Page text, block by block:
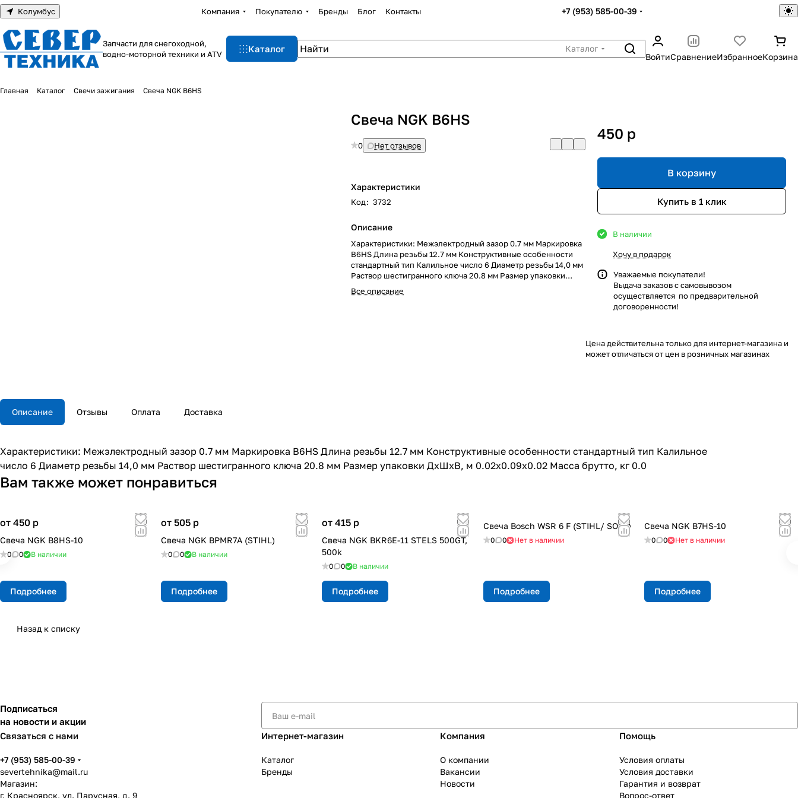
Колумбус Компания Покупателю Бренды Блог Контакты +7 (953) 585-00-39
Запчасти для снегоходной,
водно-моторной техники и ATV
Каталог
Каталог
ВойтиСравнениеИзбранноеКорзина
Главная Каталог Свечи зажигания Свеча NGK B6НS
Свеча NGK B6НS
0 Нет отзывов
Характеристики
Код: 3732
Описание
Характеристики: Межэлектродный зазор 0.7 мм Маркировка
B6HS Длина резьбы 12.7 мм Конструктивные особенности
стандартный тип Калильное число 6 Диаметр резьбы 14,0 мм
Раствор шестигранного ключа 20.8 мм Размер упаковки
ДхШхВ, м 0.02x0.09x0.02 Масса брутто, кг 0.0
Все описание
450 p
В корзину
Купить в 1 клик
В наличии
Хочу в подарок
Уважаемые покупатели!
Выдача заказов с самовывозом
осуществляется по предварительной
договоренности!
Цена действительна только для интернет-магазина и
может отличаться от цен в розничных магазинах
Описание Отзывы Оплата Доставка
Характеристики: Межэлектродный зазор 0.7 мм Маркировка B6HS Длина резьбы 12.7 мм Конструктивные особенности стандартный тип Калильное
число 6 Диаметр резьбы 14,0 мм Раствор шестигранного ключа 20.8 мм Размер упаковки ДхШхВ, м 0.02x0.09x0.02 Масса брутто, кг 0.0
Вам также может понравиться
от 450 p
Свеча NGK B8НS-10
0 0 В наличии
Подробнее
от 505 p
Свеча NGK BPMR7A (STIHL)
0 0 В наличии
Подробнее
от 415 p
Свеча NGK BKR6Е-11 STELS 500GT,
500k
0 0 В наличии
Подробнее
Свеча Bosch WSR 6 F (STIHL/ SOLO)
0 0 Нет в наличии
Подробнее
Свеча NGK B7НS-10
0 0 Нет в наличии
Подробнее
Назад к списку
Подписаться
на новости и акции
Связаться с нами
+7 (953) 585-00-39
severtehnika@mail.ru
Магазин:
г. Красноярск, ул. Парусная, д. 9
Интернет-магазин
Каталог
Бренды
Компания
О компании
Вакансии
Новости
Помощь
Условия оплаты
Условия доставки
Гарантия и возврат
Вопрос-ответ